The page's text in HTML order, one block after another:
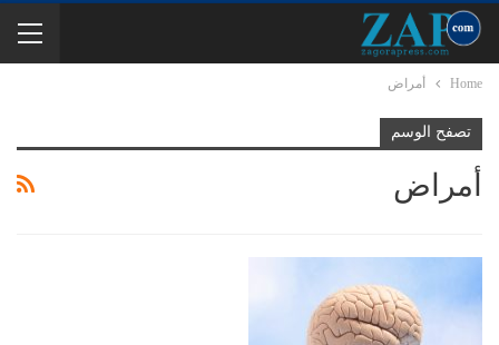
Home أمراض
تصفح الوسم
أمراض